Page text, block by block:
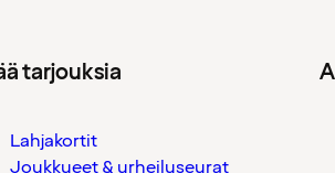
tarjouksia
Lahjakortit
Joukkueet & urheiluseurat